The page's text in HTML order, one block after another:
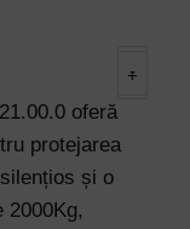
-
+
oferă
protejarea
și o
2000Kg,